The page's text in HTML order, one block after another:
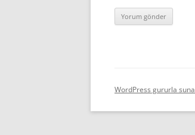
WordPress gururla